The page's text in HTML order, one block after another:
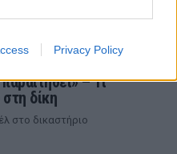
Privacy Policy
– Τι
δίκη
στο δικαστήριο